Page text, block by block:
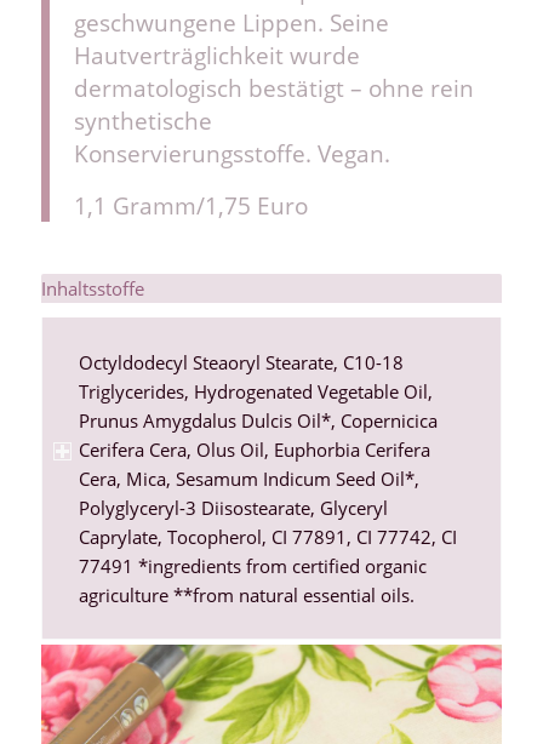
geschwungene Lippen. Seine
Hautverträglichkeit wurde
dermatologisch bestätigt – ohne rein
synthetische
Konservierungsstoffe. Vegan.
1,1 Gramm/1,75 Euro
Inhaltsstoffe
Octyldodecyl Steaoryl Stearate, C10-18
Triglycerides, Hydrogenated Vegetable Oil,
Prunus Amygdalus Dulcis Oil*, Copernicica
Cerifera Cera, Olus Oil, Euphorbia Cerifera
Cera, Mica, Sesamum Indicum Seed Oil*,
Polyglyceryl-3 Diisostearate, Glyceryl
Caprylate, Tocopherol, CI 77891, CI 77742, CI
77491 *ingredients from certified organic
agriculture **from natural essential oils.